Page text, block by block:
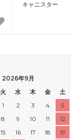
キャニスター
2026年9月
火 水 木 金
土
1
2 3 4
5
8 9 10 11
12
15 16 17 18
19